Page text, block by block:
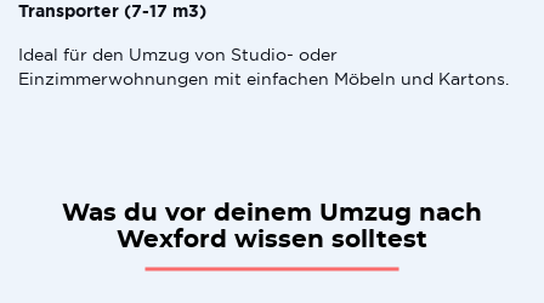
Transporter (7-17 m3)
Ideal für den Umzug von Studio- oder
Einzimmerwohnungen mit einfachen Möbeln und Kartons.
Was du vor deinem Umzug nach
Wexford wissen solltest